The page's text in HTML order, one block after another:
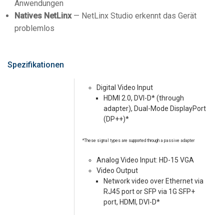
Anwendungen
Natives NetLinx— NetLinx Studio erkennt das Gerät
problemlos
Spezifikationen
Digital Video Input
HDMI 2.0, DVI-D* (through
adapter), Dual-Mode DisplayPort
(DP++)*
*These signal types are supported through a passive adapter
Analog Video Input: HD-15 VGA
Video Output
Network video over Ethernet via
RJ45 port or SFP via 1G SFP+
port, HDMI, DVI-D*